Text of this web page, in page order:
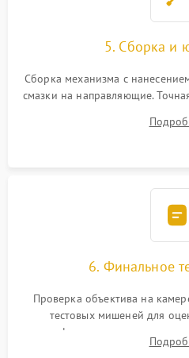
5. Сборка и
Сборка механизма с
смазки на направляющие.
программным или
бэк
6. Финальное
Проверка объектива на
тестовых мишеней для
автофокуса и отсутствия
диафрагмы на закрытых